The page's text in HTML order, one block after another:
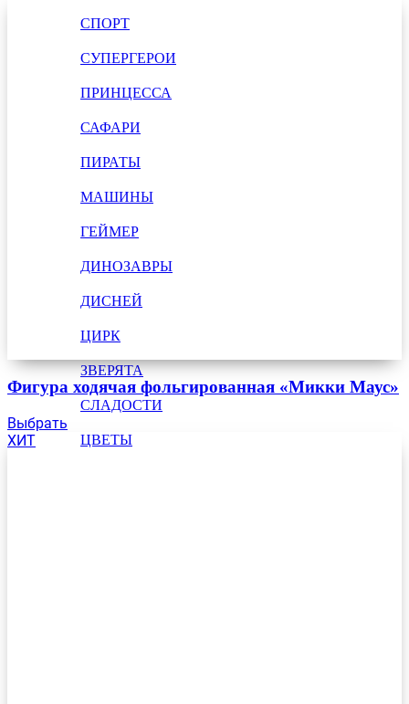
СПОРТ
СУПЕРГЕРОИ
ПРИНЦЕССА
САФАРИ
ПИРАТЫ
МАШИНЫ
ГЕЙМЕР
ДИНОЗАВРЫ
ДИСНЕЙ
ЦИРК
ЗВЕРЯТА
СЛАДОСТИ
ЦВЕТЫ
Фигура ходячая фольгированная «Микки Маус»
Выбрать
ХИТ